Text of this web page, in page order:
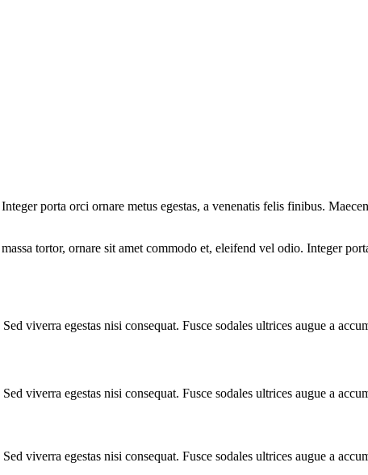
porta orci ornare metus egestas, a venenatis felis finibus.
tortor, ornare sit amet commodo et, eleifend vel odio. Integer
viverra egestas nisi consequat. Fusce sodales ultrices augue a
viverra egestas nisi consequat. Fusce sodales ultrices augue a
viverra egestas nisi consequat. Fusce sodales ultrices augue a